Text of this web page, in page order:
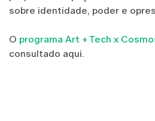
sobre identidade, poder e
O programa Art + Tech x
consultado aqui.